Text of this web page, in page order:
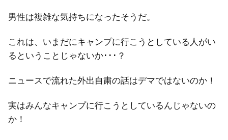
男性は複雑な気持ちになったそうだ。
これは、いまだにキャンプに行こうとしている人がい
るということじゃないか･･･？
ニュースで流れた外出自粛の話はデマではないのか！
実はみんなキャンプに行こうとしているんじゃないの
か！